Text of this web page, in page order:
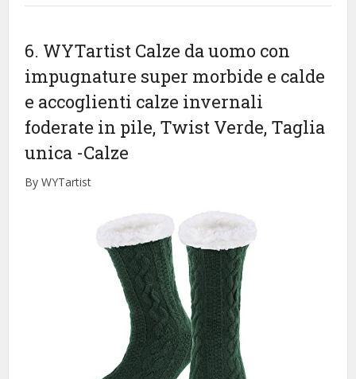
6. WYTartist Calze da uomo con
impugnature super morbide e calde
e accoglienti calze invernali
foderate in pile, Twist Verde, Taglia
unica -Calze
By WYTartist